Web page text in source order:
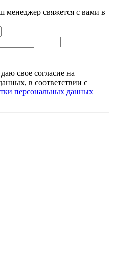
менеджер свяжется с вами в
свое согласие на
в соответствии с
персональных данных